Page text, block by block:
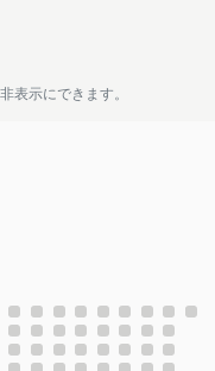
表示にできます。